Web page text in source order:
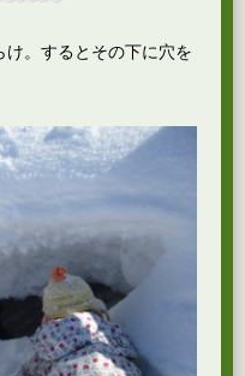
。するとその下に穴を